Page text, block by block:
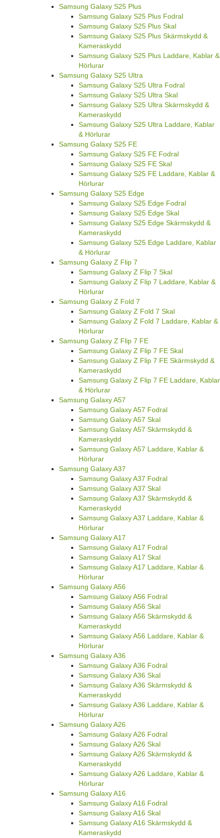
Samsung Galaxy S25 Plus
Samsung Galaxy S25 Plus Fodral
Samsung Galaxy S25 Plus Skal
Samsung Galaxy S25 Plus Skärmskydd &
Kameraskydd
Samsung Galaxy S25 Plus Laddare, Kablar &
Hörlurar
Samsung Galaxy S25 Ultra
Samsung Galaxy S25 Ultra Fodral
Samsung Galaxy S25 Ultra Skal
Samsung Galaxy S25 Ultra Skärmskydd &
Kameraskydd
Samsung Galaxy S25 Ultra Laddare, Kablar
& Hörlurar
Samsung Galaxy S25 FE
Samsung Galaxy S25 FE Fodral
Samsung Galaxy S25 FE Skal
Samsung Galaxy S25 FE Laddare, Kablar &
Hörlurar
Samsung Galaxy S25 Edge
Samsung Galaxy S25 Edge Fodral
Samsung Galaxy S25 Edge Skal
Samsung Galaxy S25 Edge Skärmskydd &
Kameraskydd
Samsung Galaxy S25 Edge Laddare, Kablar
& Hörlurar
Samsung Galaxy Z Flip 7
Samsung Galaxy Z Flip 7 Skal
Samsung Galaxy Z Flip 7 Laddare, Kablar &
Hörlurar
Samsung Galaxy Z Fold 7
Samsung Galaxy Z Fold 7 Skal
Samsung Galaxy Z Fold 7 Laddare, Kablar &
Hörlurar
Samsung Galaxy Z Flip 7 FE
Samsung Galaxy Z Flip 7 FE Skal
Samsung Galaxy Z Flip 7 FE Skärmskydd &
Kameraskydd
Samsung Galaxy Z Flip 7 FE Laddare, Kablar
& Hörlurar
Samsung Galaxy A57
Samsung Galaxy A57 Fodral
Samsung Galaxy A57 Skal
Samsung Galaxy A57 Skärmskydd &
Kameraskydd
Samsung Galaxy A57 Laddare, Kablar &
Hörlurar
Samsung Galaxy A37
Samsung Galaxy A37 Fodral
Samsung Galaxy A37 Skal
Samsung Galaxy A37 Skärmskydd &
Kameraskydd
Samsung Galaxy A37 Laddare, Kablar &
Hörlurar
Samsung Galaxy A17
Samsung Galaxy A17 Fodral
Samsung Galaxy A17 Skal
Samsung Galaxy A17 Laddare, Kablar &
Hörlurar
Samsung Galaxy A56
Samsung Galaxy A56 Fodral
Samsung Galaxy A56 Skal
Samsung Galaxy A56 Skärmskydd &
Kameraskydd
Samsung Galaxy A56 Laddare, Kablar &
Hörlurar
Samsung Galaxy A36
Samsung Galaxy A36 Fodral
Samsung Galaxy A36 Skal
Samsung Galaxy A36 Skärmskydd &
Kameraskydd
Samsung Galaxy A36 Laddare, Kablar &
Hörlurar
Samsung Galaxy A26
Samsung Galaxy A26 Fodral
Samsung Galaxy A26 Skal
Samsung Galaxy A26 Skärmskydd &
Kameraskydd
Samsung Galaxy A26 Laddare, Kablar &
Hörlurar
Samsung Galaxy A16
Samsung Galaxy A16 Fodral
Samsung Galaxy A16 Skal
Samsung Galaxy A16 Skärmskydd &
Kameraskydd